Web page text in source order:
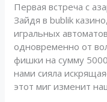
Первая встреча с
Зайдя в bublik
игральных
одновременно от
фишки на сумму
нами сияла
этот миг изменит